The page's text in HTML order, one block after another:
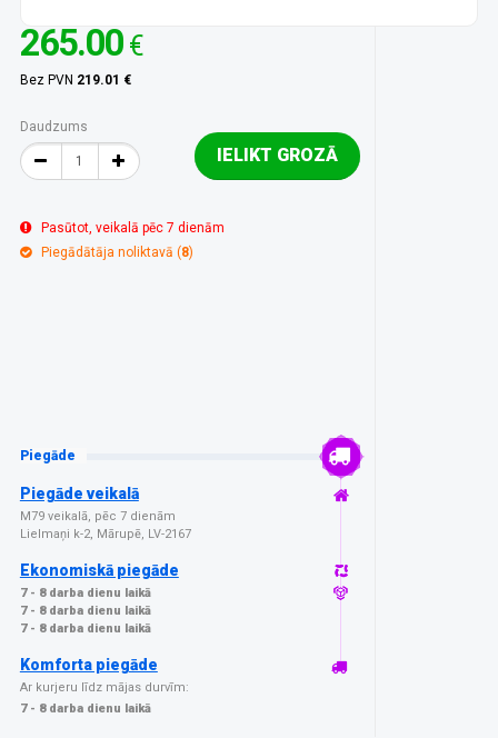
265.00 €
Bez PVN 219.01 €
Daudzums
IELIKT GROZĀ
Pasūtot, veikalā pēc 7 dienām
Piegādātāja noliktavā (8)
Piegāde
Piegāde veikalā
M79 veikalā, pēc 7 dienām
Lielmaņi k-2, Mārupē, LV-2167
Ekonomiskā piegāde
7 - 8 darba dienu laikā
7 - 8 darba dienu laikā
7 - 8 darba dienu laikā
Komforta piegāde
Ar kurjeru līdz mājas durvīm:
7 - 8 darba dienu laikā